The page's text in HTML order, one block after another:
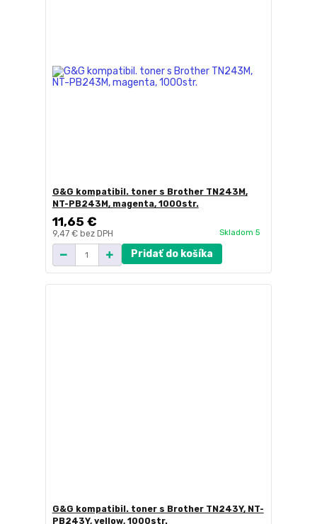
G&G kompatibil. toner s Brother TN243M,
NT-PB243M, magenta, 1000str.
11,65 €
9,47 € bez DPH Skladom 5
Pridať do košíka
G&G kompatibil. toner s Brother TN243Y, NT-
PB243Y, yellow, 1000str.